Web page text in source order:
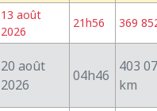
13 août
2026
21h56 369
20 août
2026
04h46
403
km